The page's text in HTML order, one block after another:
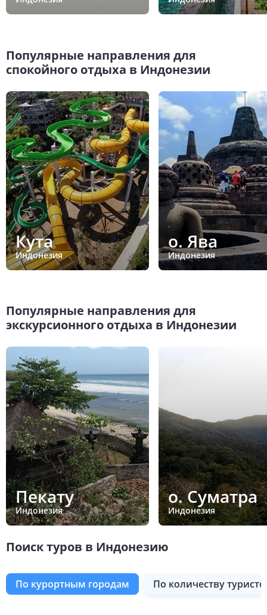
Популярные направления для
спокойного отдыха в Индонезии
Кута
Индонезия
о. Ява
Индонезия
Популярные направления для
экскурсионного отдыха в Индонезии
Пекату
Индонезия
о. Суматра
Индонезия
Поиск туров в Индонезию
по курортным городам по количеству